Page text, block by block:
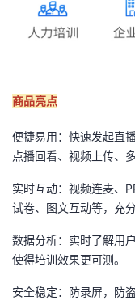
子
直
的
动
我
关
注
的
开
发
学
我
的
Programs
我
的
持
商品亮点
便捷易用：快速发起直
点播回看、视频上传、
实时互动：视频连麦、
试卷、图文互动等，充
数据分析：实时了解用
使得培训效果更可测。
安全稳定：防录屏，防